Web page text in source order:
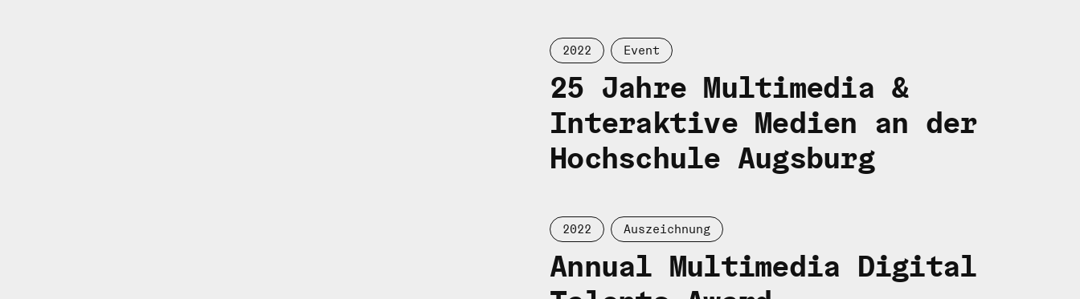
2022 Event
25 Jahre Multimedia &
Interaktive Medien an der
Hochschule Augsburg
2022 Auszeichnung
Annual Multimedia Digital